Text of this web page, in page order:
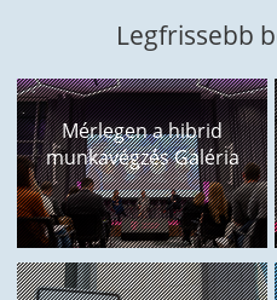
Legfrissebb
Mérlegen a hibrid
munkavégzés Galéria